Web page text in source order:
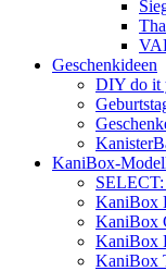
Geschenkideen
DIY do it
KaniBox-
KaniBox
KaniBox
KaniBox
KaniBox